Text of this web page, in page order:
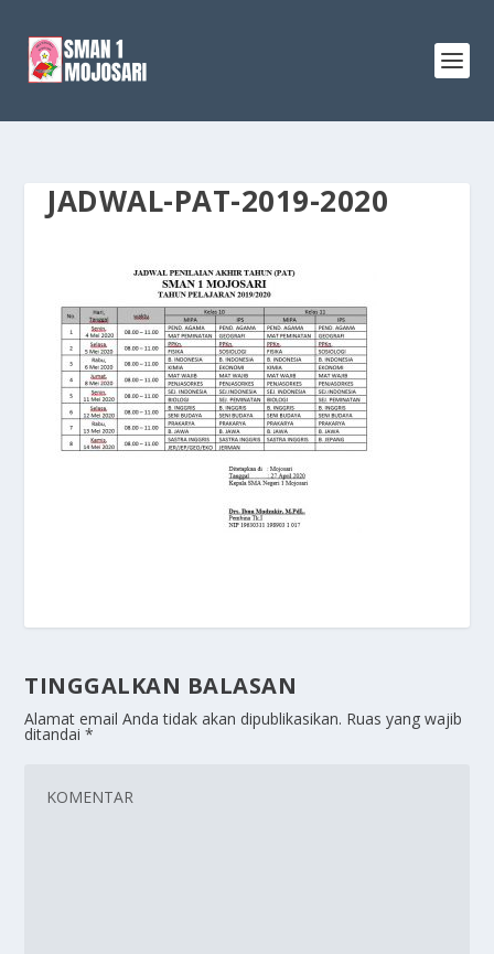
JADWAL-PAT-2019-2020
TINGGALKAN BALASAN
Alamat email Anda tidak akan dipublikasikan. Ruas yang wajib
ditandai*